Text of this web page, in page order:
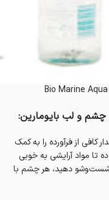
Bio Marine
و لب بایومارین:
از فرآورده را به کمک
تا مواد آرایشی به خوبی
شست‌‌وشو دهید، هر چشم با